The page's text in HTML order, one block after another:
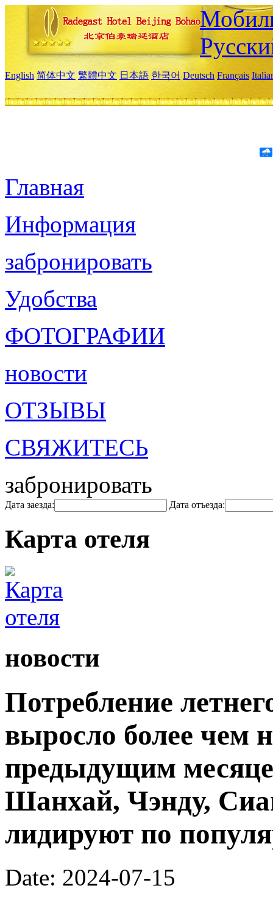
English 简体中文 繁體中文 日本語 한국어 Deutsch Français
Главная
Информация
забронировать
Удобства
ФОТОГРАФИИ
новости
ОТЗЫВЫ
СВЯЖИТЕСЬ
забронировать
Дата заезда: Дата отъезда:
Карта отеля
новости
Потребление
выросло более чем
предыдущим
Шанхай, Чэнду,
лидируют по
Date: 2024-07-15